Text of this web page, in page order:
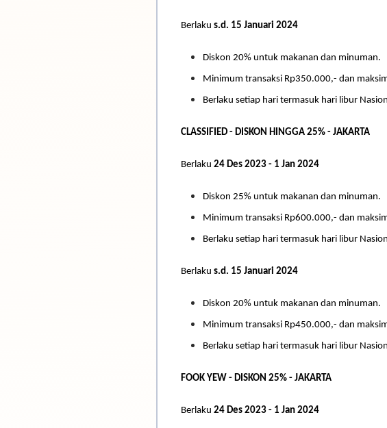
Berlaku s.d. 15 Januari 2024
Diskon 20% untuk makanan dan minuman.
Minimum transaksi Rp350.000,- dan
Berlaku setiap hari termasuk hari libur
CLASSIFIED - DISKON HINGGA 25% - JAKARTA
Berlaku 24 Des 2023 - 1 Jan 2024
Diskon 25% untuk makanan dan minuman.
Minimum transaksi Rp600.000,- dan
Berlaku setiap hari termasuk hari libur
Berlaku s.d. 15 Januari 2024
Diskon 20% untuk makanan dan minuman.
Minimum transaksi Rp450.000,- dan
Berlaku setiap hari termasuk hari libur
FOOK YEW - DISKON 25% - JAKARTA
Berlaku 24 Des 2023 - 1 Jan 2024